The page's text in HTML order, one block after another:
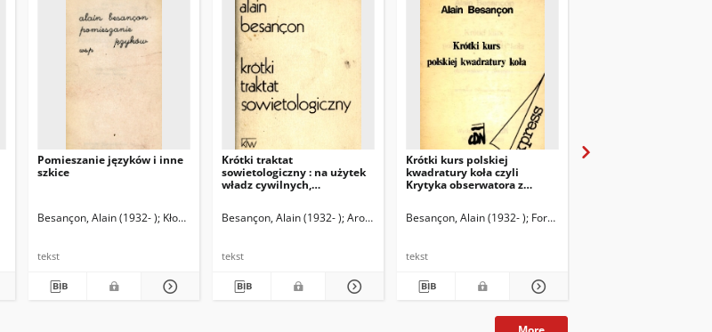
Pomieszanie języków i inne
szkice
Besançon, Alain (1932- ) Kłoczowski, Jan Maria (1960- ). Wybór
tekst
Krótki traktat
sowietologiczny : na użytek
władz cywilnych,
Besançon, Alain (1932- ) Aron, Raymond (1905-1983). Przedm. Dąmbska-Prokop, Urszula (1930- ).
tekst
Krótki kurs polskiej
kwadratury koła czyli
Krytyka obserwatora z
Besançon, Alain (1932- ) Forycki, Remigiusz (1950- ). Tł.
tekst